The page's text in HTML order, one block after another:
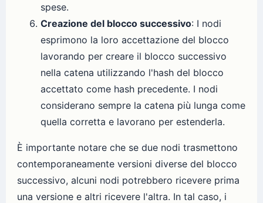
spese.
Creazione del blocco successivo: I nodi
esprimono la loro accettazione del blocco
lavorando per creare il blocco successivo
nella catena utilizzando l'hash del blocco
accettato come hash precedente. I nodi
considerano sempre la catena più lunga come
quella corretta e lavorano per estenderla.
È importante notare che se due nodi trasmettono
contemporaneamente versioni diverse del blocco
successivo, alcuni nodi potrebbero ricevere prima
una versione e altri ricevere l'altra. In tal caso, i